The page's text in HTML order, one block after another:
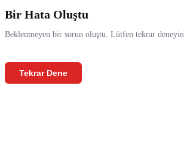
Bir Hata Oluştu
Beklenmeyen bir sorun oluştu. Lütfen tekrar deneyin.
Tekrar Dene